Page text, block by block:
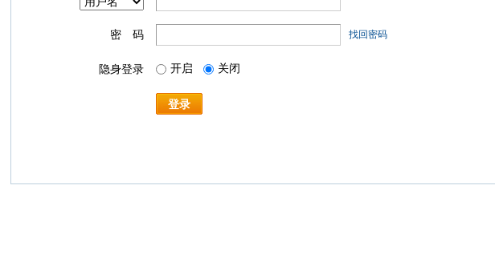
密 码 找回密码
隐身登录 开启 关闭
登录